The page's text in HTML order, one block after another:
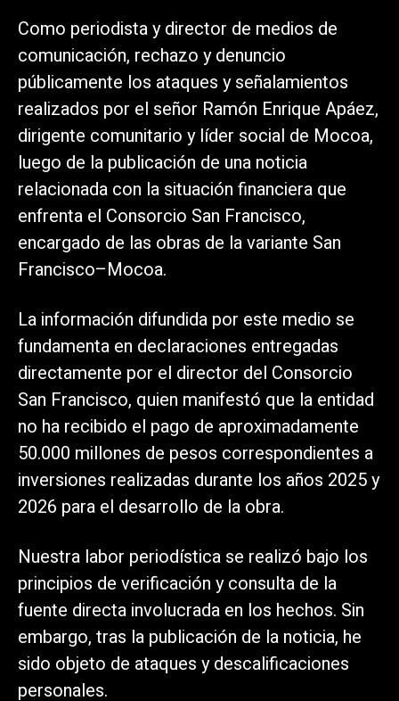
Como periodista y director de medios de
comunicación, rechazo y denuncio
públicamente los ataques y señalamientos
realizados por el señor Ramón Enrique Apáez,
dirigente comunitario y líder social de Mocoa,
luego de la publicación de una noticia
relacionada con la situación financiera que
enfrenta el Consorcio San Francisco,
encargado de las obras de la variante San
Francisco–Mocoa.
La información difundida por este medio se
fundamenta en declaraciones entregadas
directamente por el director del Consorcio
San Francisco, quien manifestó que la entidad
no ha recibido el pago de aproximadamente
50.000 millones de pesos correspondientes a
inversiones realizadas durante los años 2025 y
2026 para el desarrollo de la obra.
Nuestra labor periodística se realizó bajo los
principios de verificación y consulta de la
fuente directa involucrada en los hechos. Sin
embargo, tras la publicación de la noticia, he
sido objeto de ataques y descalificaciones
personales.